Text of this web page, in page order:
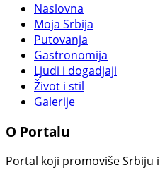
Naslovna
Moja Srbija
Putovanja
Gastronomija
Ljudi i dogadjaji
Život i stil
Galerije
O Portalu
Portal koji promoviše Srbiju